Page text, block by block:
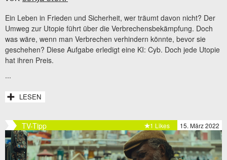
Ein Leben in Frieden und Sicherheit, wer träumt davon nicht? Der
Umweg zur Utopie führt über die Verbrechensbekämpfung. Doch
was wäre, wenn man Verbrechen verhindern könnte, bevor sie
geschehen? Diese Aufgabe erledigt eine KI: Cyb. Doch jede Utopie
hat ihren Preis.
...
LESEN
TV-Tipp 15. März 2022
1 Likes